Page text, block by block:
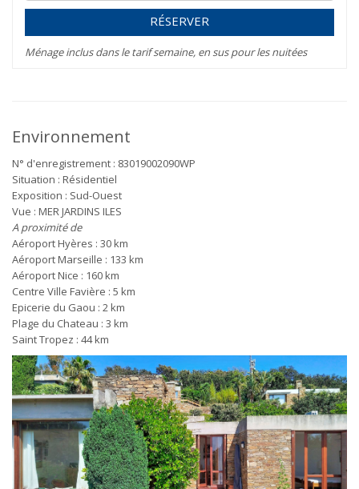
RÉSERVER
Ménage inclus dans le tarif semaine, en sus pour les nuitées
Environnement
N° d'enregistrement : 83019002090WP
Situation : Résidentiel
Exposition : Sud-Ouest
Vue : MER JARDINS ILES
A proximité de
Aéroport Hyères : 30 km
Aéroport Marseille : 133 km
Aéroport Nice : 160 km
Centre Ville Favière : 5 km
Epicerie du Gaou : 2 km
Plage du Chateau : 3 km
Saint Tropez : 44 km